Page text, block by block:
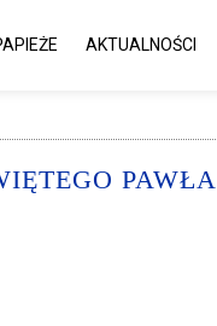
AKTUALNOŚCI
PAWŁA